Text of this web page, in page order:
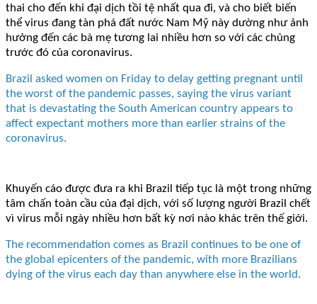
thai cho đến khi đại dịch tồi tệ nhất qua đi, và cho biết biến
thể virus đang tàn phá đất nước Nam Mỹ này dường như ảnh
hưởng đến các bà mẹ tương lai nhiều hơn so với các chủng
trước đó của coronavirus.
Brazil asked women on Friday to delay getting pregnant until
the worst of the pandemic passes, saying the virus variant
that is devastating the South American country appears to
affect expectant mothers more than earlier strains of the
coronavirus.
Khuyến cáo được đưa ra khi Brazil tiếp tục là một trong những
tâm chấn toàn cầu của đại dịch, với số lượng người Brazil chết
vì virus mỗi ngày nhiều hơn bất kỳ nơi nào khác trên thế giới.
The recommendation comes as Brazil continues to be one of
the global epicenters of the pandemic, with more Brazilians
dying of the virus each day than anywhere else in the world.